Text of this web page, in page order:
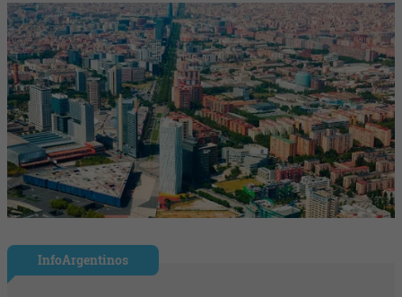
InfoArgentinos